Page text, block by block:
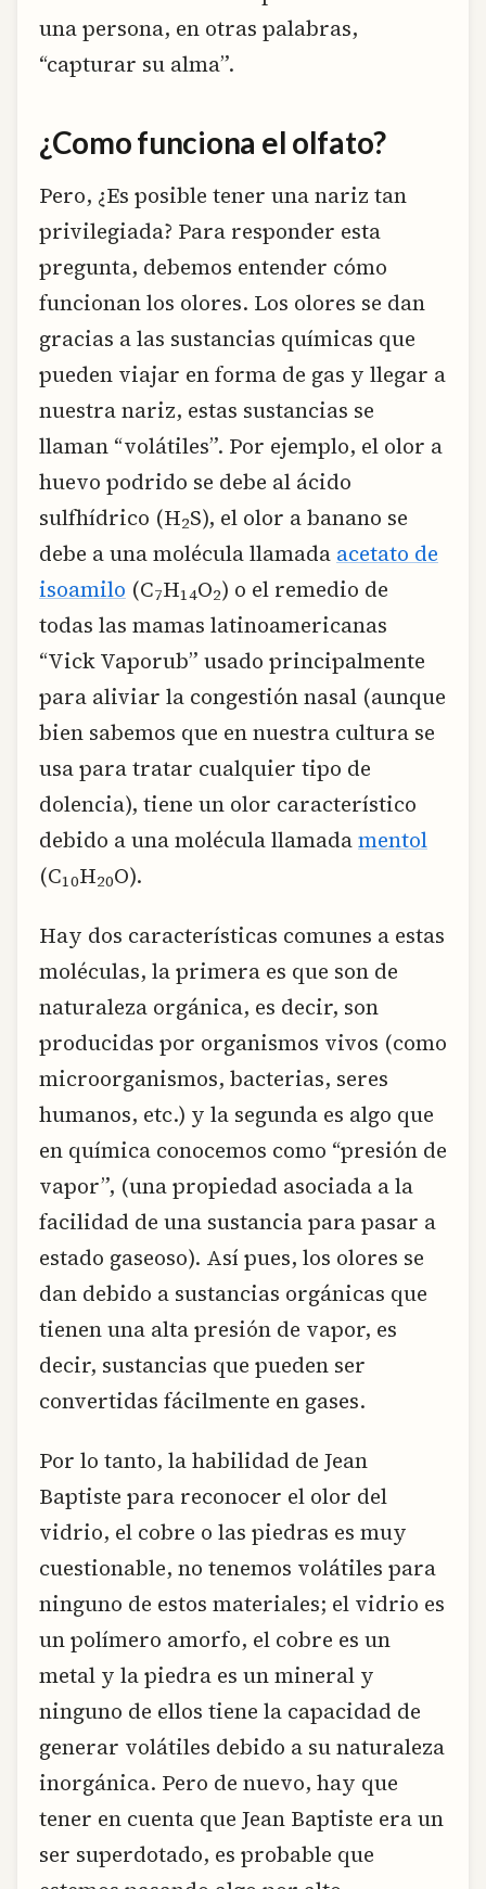
una persona, en otras palabras,
“capturar su alma”.
¿Como funciona el olfato?
Pero, ¿Es posible tener una nariz tan
privilegiada? Para responder esta
pregunta, debemos entender cómo
funcionan los olores. Los olores se dan
gracias a las sustancias químicas que
pueden viajar en forma de gas y llegar a
nuestra nariz, estas sustancias se
llaman “volátiles”. Por ejemplo, el olor a
huevo podrido se debe al ácido
sulfhídrico (H2S), el olor a banano se
debe a una molécula llamada acetato de
isoamilo (C7H14O2) o el remedio de
todas las mamas latinoamericanas
“Vick Vaporub” usado principalmente
para aliviar la congestión nasal (aunque
bien sabemos que en nuestra cultura se
usa para tratar cualquier tipo de
dolencia), tiene un olor característico
debido a una molécula llamadamentol
(C10H20O).
Hay dos características comunes a estas
moléculas, la primera es que son de
naturaleza orgánica, es decir, son
producidas por organismos vivos (como
microorganismos, bacterias, seres
humanos, etc.) y la segunda es algo que
en química conocemos como “presión de
vapor”, (una propiedad asociada a la
facilidad de una sustancia para pasar a
estado gaseoso). Así pues, los olores se
dan debido a sustancias orgánicas que
tienen una alta presión de vapor, es
decir, sustancias que pueden ser
convertidas fácilmente en gases.
Por lo tanto, la habilidad de Jean
Baptiste para reconocer el olor del
vidrio, el cobre o las piedras es muy
cuestionable, no tenemos volátiles para
ninguno de estos materiales; el vidrio es
un polímero amorfo, el cobre es un
metal y la piedra es un mineral y
ninguno de ellos tiene la capacidad de
generar volátiles debido a su naturaleza
inorgánica. Pero de nuevo, hay que
tener en cuenta que Jean Baptiste era un
ser superdotado, es probable que